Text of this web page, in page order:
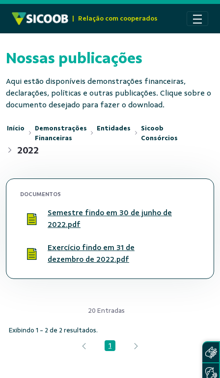
Relação com cooperados
Nossas publicações
Aqui estão disponíveis demonstrações financeiras,
declarações, políticas e outras publicações. Clique sobre o
documento desejado para fazer o download.
Início
Demonstrações
Financeiras
Entidades
Sicoob
Consórcios
2022
DOCUMENTOS
Semestre findo em 30 de junho de
2022.pdf
Exercício findo em 31 de
dezembro de 2022.pdf
20 Entradas
Exibindo 1 - 2 de 2 resultados.
Página
1